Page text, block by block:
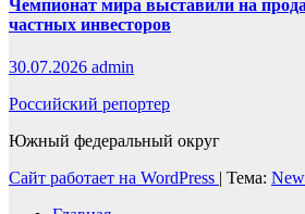
Чемпионат мира выставили на
частных инвесторов
30.07.2026 admin
Российский репортер
Южный федеральный округ
Сайт работает на WordPress | Тема: